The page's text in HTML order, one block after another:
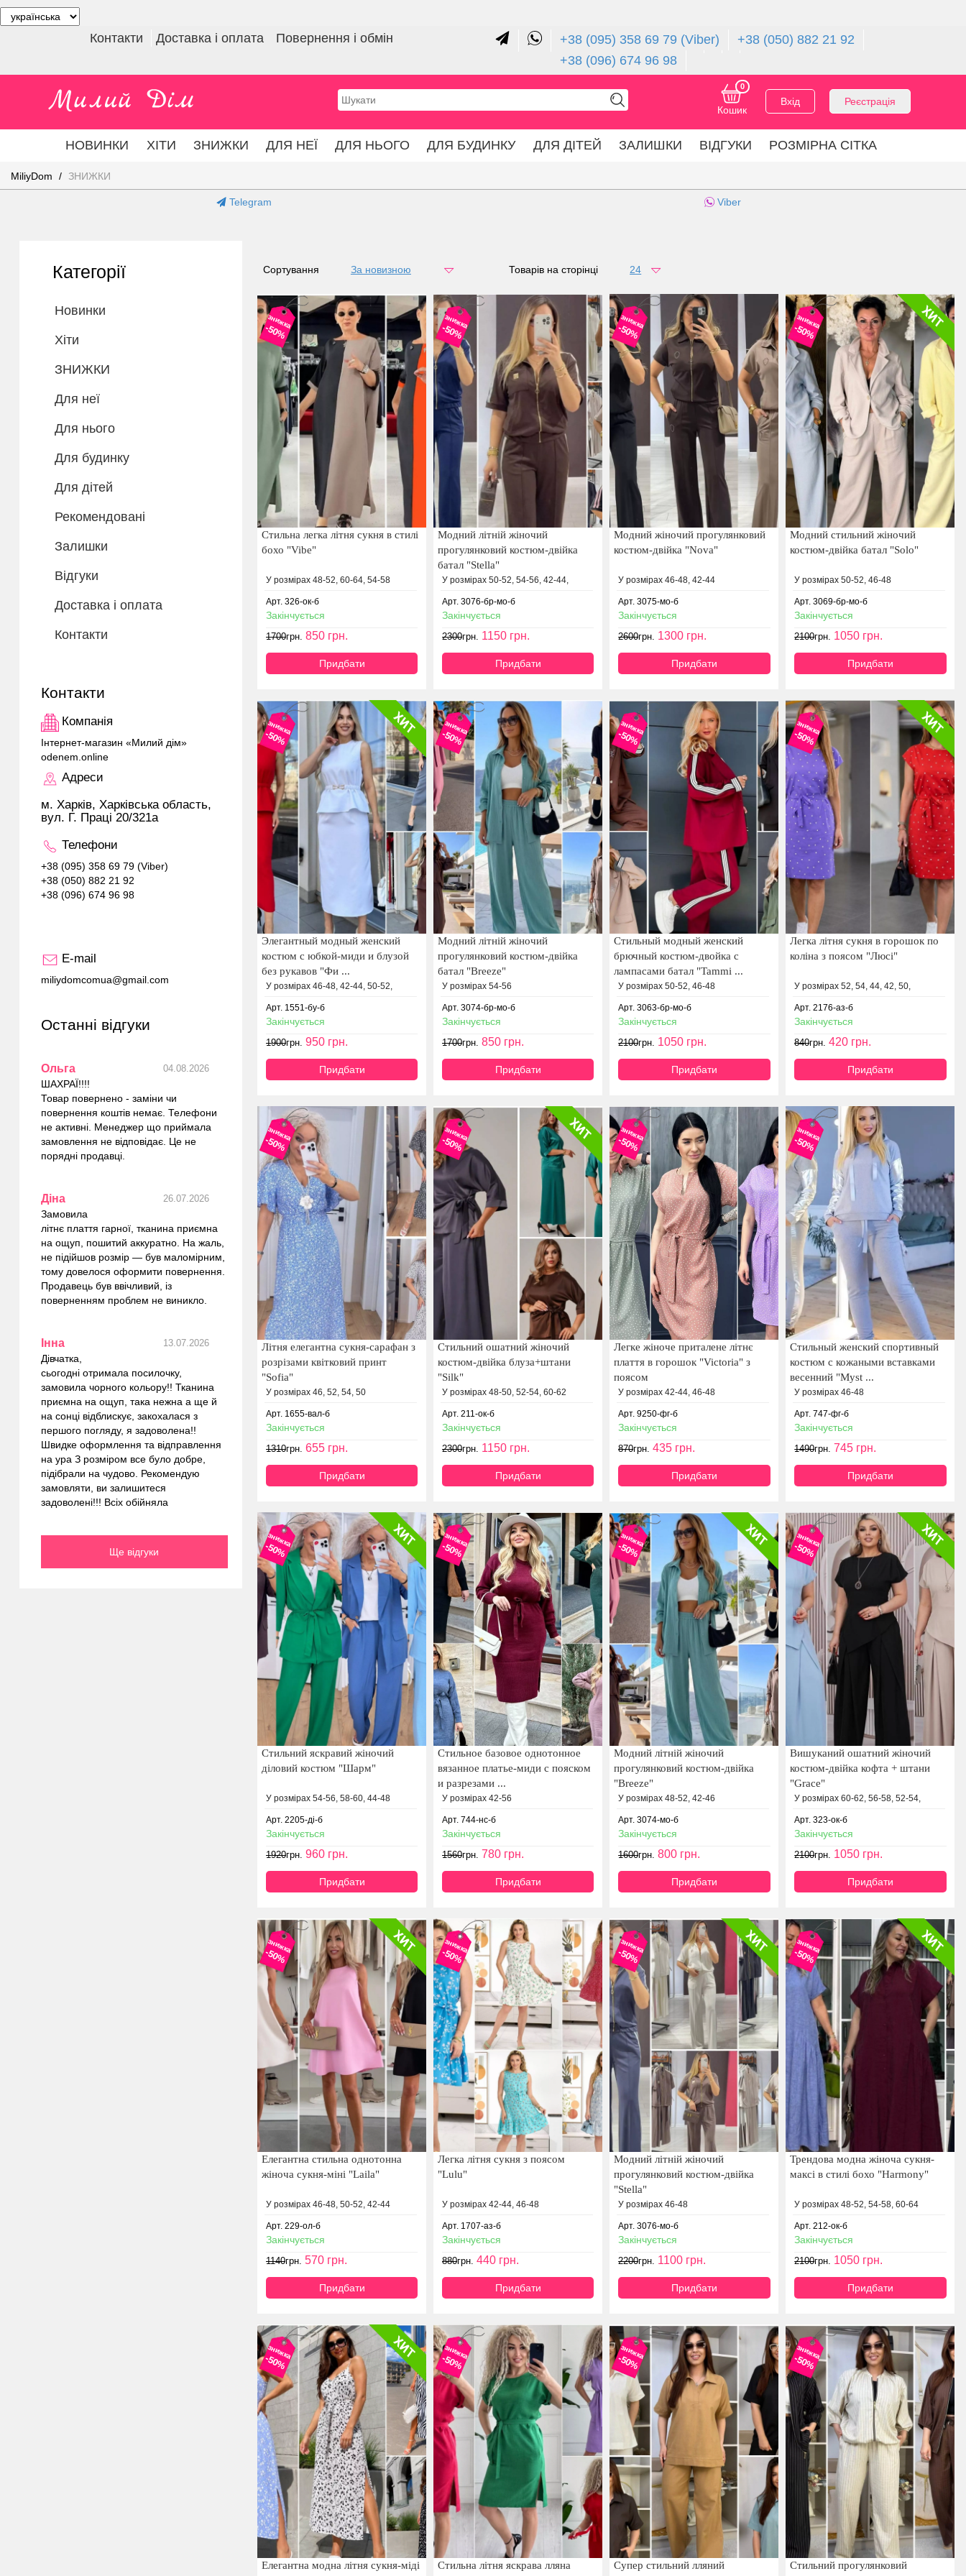
Контакти Доставка і оплата Повернення і обмін +38 (095) 358 69 79 (Viber)
+38 (050) 882 21 92
+38 (096) 674 96 98
Реєстрація
Вхід
Кошик
0
НОВИНКИ ХІТИ ЗНИЖКИ ДЛЯ НЕЇ ДЛЯ НЬОГО ДЛЯ БУДИНКУ ДЛЯ ДІТЕЙ ЗАЛИШКИ ВІДГУКИ РОЗМІРНА СІТКА
MiliyDom ЗНИЖКИ
Telegram Viber
Категорії
Новинки
Хіти
ЗНИЖКИ
Для неї
Для нього
Для будинку
Для дітей
Рекомендовані
Залишки
Відгуки
Доставка і оплата
Контакти
Контакти
Компанія
Інтернет-магазин «Милий дім»
odenem.online
Адреси
м. Харків, Харківська область,
вул. Г. Праці 20/321а
Телефони
+38 (095) 358 69 79 (Viber)
+38 (050) 882 21 92
+38 (096) 674 96 98
E-mail
miliydomcomua@gmail.com
Останні відгуки
Ольга 04.08.2026
ШАХРАЇ!!!!
Товар повернено - заміни чи
повернення коштів немає. Телефони
не активні. Менеджер що приймала
замовлення не відповідає. Це не
порядні продавці.
Діна 26.07.2026
Замовила
літнє плаття гарної, тканина приємна
на ощуп, пошитий аккуратно. На жаль,
не підійшов розмір — був маломірним,
тому довелося оформити повернення.
Продавець був ввічливий, із
поверненням проблем не виникло.
Інна 13.07.2026
Дівчатка,
сьогодні отримала посилочку,
замовила чорного кольору!! Тканина
приємна на ощуп, така нежна а ще й
на сонці відблискує, закохалася з
першого погляду, я задоволена!!
Швидке оформлення та відправлення
на ура З розміром все було добре,
підібрали на чудово. Рекомендую
замовляти, ви залишитеся
задоволені!!! Всіх обійняла
Ще відгуки
Сортування За новизною
за ціною Товарів на сторінці 24
48
знижка
-50%
Стильна легка літня сукня в стилі
бохо "Vibe"
У розмірах 48-52, 60-64, 54-58
Арт. 326-ок-б
Закінчується
1700грн. 850грн.
Придбати
знижка
-50%
Модний літній жіночий
прогулянковий костюм-двійка
батал "Stella"
У розмірах 50-52, 54-56, 42-44,
Арт. 3076-бр-мо-б
Закінчується
2300грн. 1150грн.
Придбати
знижка
-50%
Модний жіночий прогулянковий
костюм-двійка "Nova"
У розмірах 46-48, 42-44
Арт. 3075-мо-б
Закінчується
2600грн. 1300 грн.
Придбати
знижка
-50%
Модний стильний жіночий
костюм-двійка батал "Solo"
У розмірах 50-52, 46-48
Арт. 3069-бр-мо-б
Закінчується
2100грн. 1050 грн.
Придбати
знижка
-50%
Элегантный модный женский
костюм с юбкой-миди и блузой
без рукавов "Фи ...
У розмірах 46-48, 42-44, 50-52,
Арт. 1551-бу-б
Закінчується
1900грн. 950грн.
Придбати
знижка
-50%
Модний літній жіночий
прогулянковий костюм-двійка
батал "Breeze"
У розмірах 54-56
Арт. 3074-бр-мо-б
Закінчується
1700грн. 850грн.
Придбати
знижка
-50%
Стильный модный женский
брючный костюм-двойка с
лампасами батал "Tammi ...
У розмірах 50-52, 46-48
Арт. 3063-бр-мо-б
Закінчується
2100грн. 1050 грн.
Придбати
знижка
-50%
Легка літня сукня в горошок по
коліна з поясом "Люсі"
У розмірах 52, 54, 44, 42, 50,
Арт. 2176-аз-б
Закінчується
840грн. 420 грн.
Придбати
знижка
-50%
Літня елегантна сукня-сарафан з
розрізами квітковий принт
"Sofia"
У розмірах 46, 52, 54, 50
Арт. 1655-вал-б
Закінчується
1310грн. 655грн.
Придбати
знижка
-50%
Стильний ошатний жіночий
костюм-двійка блуза+штани
"Silk"
У розмірах 48-50, 52-54, 60-62
Арт. 211-ок-б
Закінчується
2300грн. 1150грн.
Придбати
знижка
-50%
Легке жіноче приталене літнє
плаття в горошок "Victoria" з
поясом
У розмірах 42-44, 46-48
Арт. 9250-фг-б
Закінчується
870грн. 435 грн.
Придбати
знижка
-50%
Стильный женский спортивный
костюм с кожаными вставками
весенний "Myst ...
У розмірах 46-48
Арт. 747-фг-б
Закінчується
1490грн. 745 грн.
Придбати
знижка
-50%
Стильний яскравий жіночий
діловий костюм "Шарм"
У розмірах 54-56, 58-60, 44-48
Арт. 2205-ді-б
Закінчується
1920грн. 960грн.
Придбати
знижка
-50%
Стильное базовое однотонное
вязанное платье-миди с пояском
и разрезами ...
У розмірах 42-56
Арт. 744-нс-б
Закінчується
1560грн. 780грн.
Придбати
знижка
-50%
Модний літній жіночий
прогулянковий костюм-двійка
"Breeze"
У розмірах 48-52, 42-46
Арт. 3074-мо-б
Закінчується
1600грн. 800 грн.
Придбати
знижка
-50%
Вишуканий ошатний жіночий
костюм-двійка кофта + штани
"Grace"
У розмірах 60-62, 56-58, 52-54,
Арт. 323-ок-б
Закінчується
2100грн. 1050 грн.
Придбати
знижка
-50%
Елегантна стильна однотонна
жіноча сукня-міні "Laila"
У розмірах 46-48, 50-52, 42-44
Арт. 229-ол-б
Закінчується
1140грн. 570грн.
Придбати
знижка
-50%
Легка літня сукня з поясом
"Lulu"
У розмірах 42-44, 46-48
Арт. 1707-аз-б
Закінчується
880грн. 440грн.
Придбати
знижка
-50%
Модний літній жіночий
прогулянковий костюм-двійка
"Stella"
У розмірах 46-48
Арт. 3076-мо-б
Закінчується
2200грн. 1100 грн.
Придбати
знижка
-50%
Трендова модна жіноча сукня-
максі в стилі бохо "Harmony"
У розмірах 48-52, 54-58, 60-64
Арт. 212-ок-б
Закінчується
2100грн. 1050 грн.
Придбати
знижка
-50%
Елегантна модна літня сукня-міді
знижка
-50%
Стильна літня яскрава лляна
знижка
-50%
Супер стильний лляний
знижка
-50%
Cтильний прогулянковий